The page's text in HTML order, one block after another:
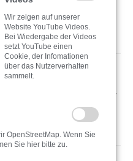
und garantiert
in den eigenen
Anbieter
Wir zeigen auf unserer
Website YouTube Videos.
Bei Wiedergabe der Videos
setzt YouTube einen
Cookie, der Infomationen
über das Nutzerverhalten
sammelt.
OpenStreetMap. Wenn Sie
Sie hier bitte zu.